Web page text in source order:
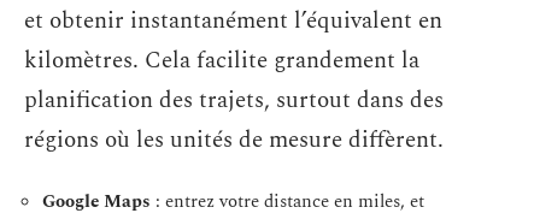
et obtenir instantanément l’équivalent en
kilomètres. Cela facilite grandement la
planification des trajets, surtout dans des
régions où les unités de mesure diffèrent.
Google Maps : entrez votre distance en miles, et